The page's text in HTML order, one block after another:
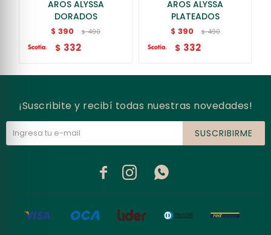
AROS ALYSSA
DORADOS
$ 390 $ 490
$ 332
AROS ALYSSA
PLATEADOS
$ 390 $ 490
$ 332
¡Suscribite y recibí todas nuestras novedades!
SUSCRIBIRME
  